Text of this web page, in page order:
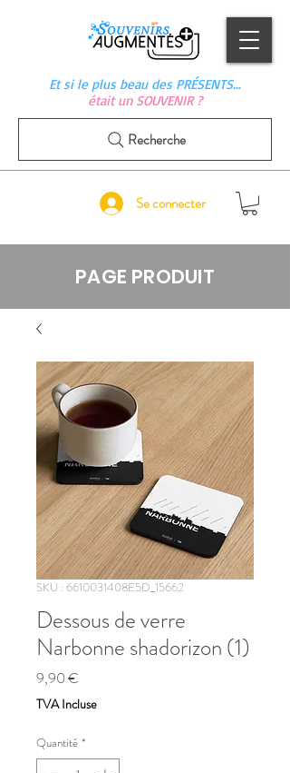
Et si le plus beau des PRÉSENTS…
était un SOUVENIR ?
Se connecter
Recherche
PAGE PRODUIT
SKU : 6610031408E5D_15662
Dessous de verre
Narbonne shadorizon (1)
9,90 €
TVA Incluse
Quantité *